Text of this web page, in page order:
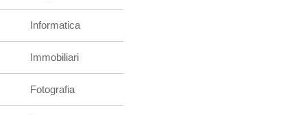
Informatica
Immobiliari
Fotografia